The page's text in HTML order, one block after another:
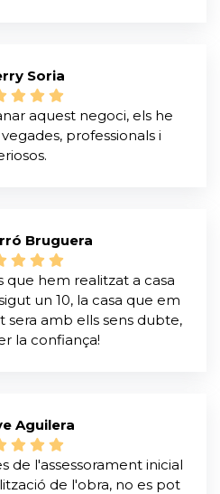
Soria
aquest negoci, els he
professionals i
Bruguera
que hem realitzat a casa
un 10, la casa que em
sera amb ells sens dubte,
la confiança!
Aguilera
de l'assessorament inicial
de l'obra, no es pot